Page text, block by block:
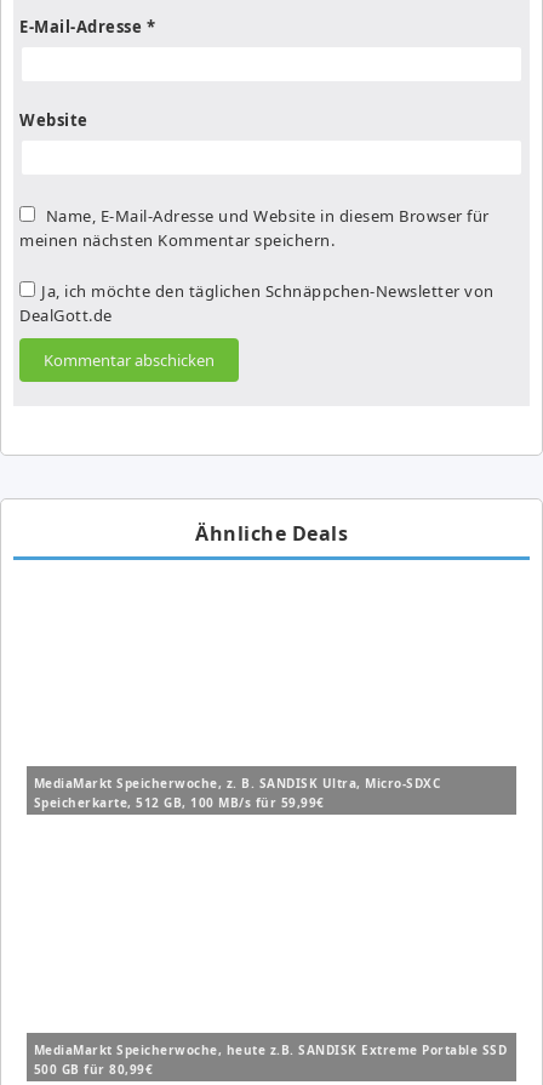
E-Mail-Adresse *
Website
Name, E-Mail-Adresse und Website in diesem Browser für
meinen nächsten Kommentar speichern.
Ja, ich möchte den täglichen Schnäppchen-Newsletter von
DealGott.de
Ähnliche Deals
MediaMarkt Speicherwoche, z. B. SANDISK Ultra, Micro-SDXC
Speicherkarte, 512 GB, 100 MB/s für 59,99€
MediaMarkt Speicherwoche, heute z.B. SANDISK Extreme Portable SSD
500 GB für 80,99€